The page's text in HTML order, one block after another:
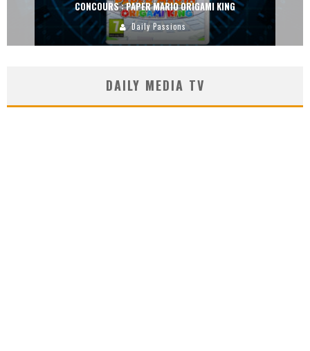
CONCOURS : PAPER MARIO ORIGAMI KING
Daily Passions
DAILY MEDIA TV